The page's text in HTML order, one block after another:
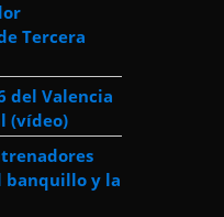
Tercera
del Valencia
(vídeo)
banquillo y la